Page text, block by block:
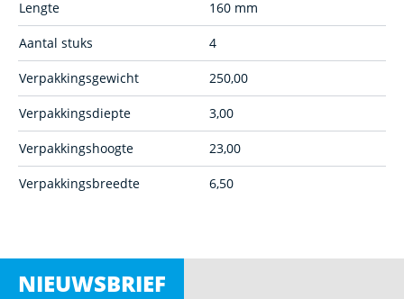
Lengte 160 mm
Aantal stuks 4
Verpakkingsgewicht 250,00
Verpakkingsdiepte 3,00
Verpakkingshoogte 23,00
Verpakkingsbreedte 6,50
NIEUWSBRIEF